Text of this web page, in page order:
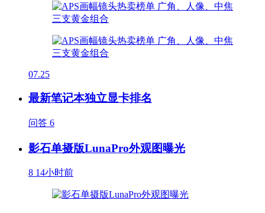
07.25
最新笔记本独立显卡排名
问答 6
影石单摄版LunaPro外观图曝光
8 14小时前